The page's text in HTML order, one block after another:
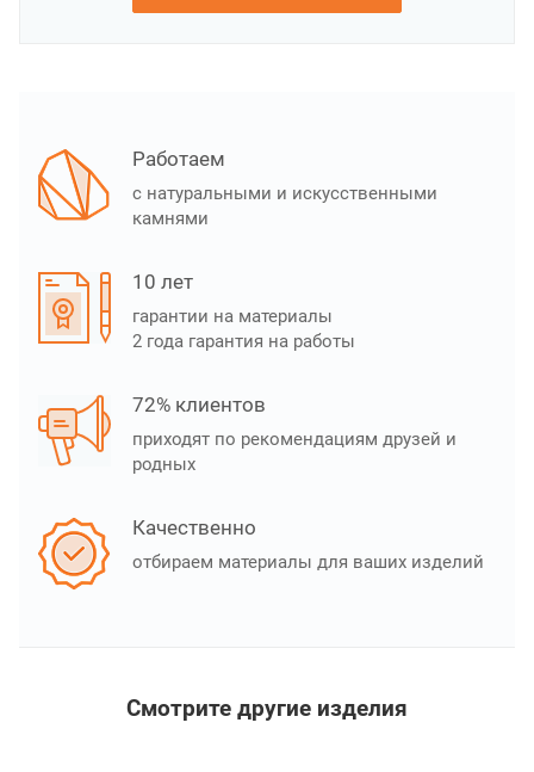
Работаем
с натуральными и искусственными
камнями
10 лет
гарантии на материалы
2 года гарантия на работы
72% клиентов
приходят по рекомендациям друзей и
родных
Качественно
отбираем материалы для ваших изделий
Смотрите другие изделия